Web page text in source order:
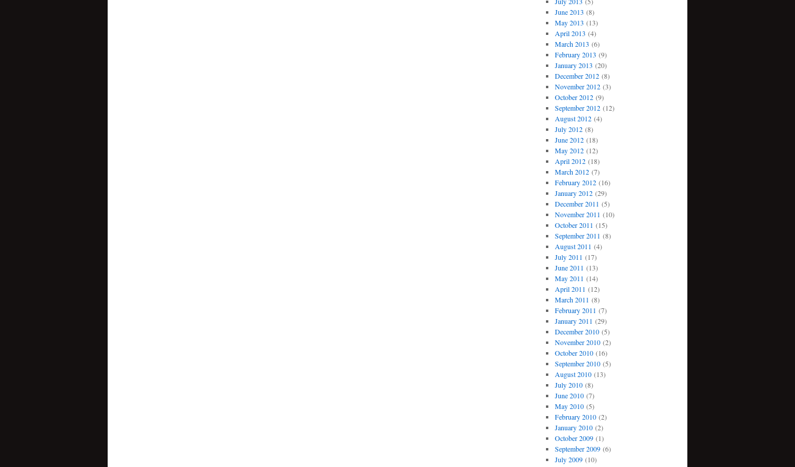
June 2013 (8)
May 2013 (13)
April 2013 (4)
March 2013 (6)
February 2013 (9)
January 2013 (20)
December 2012(8)
November 2012(3)
October 2012(9)
September 2012(12)
August 2012(4)
July 2012(8)
June 2012(18)
May 2012(12)
April 2012(18)
March 2012(7)
February 2012(16)
January 2012(29)
December 2011 (5)
November 2011 (10)
October 2011 (15)
September 2011 (8)
August 2011 (4)
July 2011 (17)
June 2011 (13)
May 2011 (14)
April 2011 (12)
March 2011 (8)
February 2011 (7)
January 2011 (29)
December 2010(5)
November 2010(2)
October 2010(16)
September 2010(5)
August 2010(13)
July 2010(8)
June 2010(7)
May 2010(5)
February 2010(2)
January 2010(2)
October 2009(1)
September 2009(6)
July 2009(10)